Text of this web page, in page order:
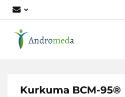
Kurkuma BCM-95®